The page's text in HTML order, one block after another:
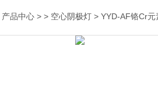
产品中心 > > 空心阴极灯 > YYD-AF铬Cr